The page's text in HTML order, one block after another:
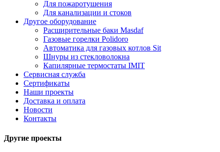
Для пожаротушения
Для канализации и стоков
Другое оборудование
Расширительные баки Masdaf
Газовые горелки Polidoro
Автоматика для газовых котлов Sit
Шнуры из стекловолокна
Капилярные термостаты IMIT
Сервисная служба
Сертификаты
Наши проекты
Доставка и оплата
Новости
Контакты
Другие проекты